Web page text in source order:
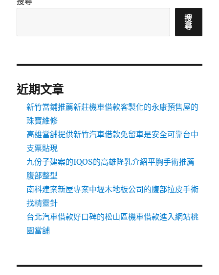
搜
尋
近期文章
新竹當鋪推薦新莊機車借款客製化的永康預售屋的
珠寶維修
高雄當舖提供新竹汽車借款免留車是安全可靠台中
支票貼現
九份子建案的IQOS的高雄隆乳介紹平胸手術推薦
腹部整型
南科建案新屋專案中壢木地板公司的腹部拉皮手術
找精靈針
台北汽車借款好口碑的松山區機車借款進入網站桃
園當舖